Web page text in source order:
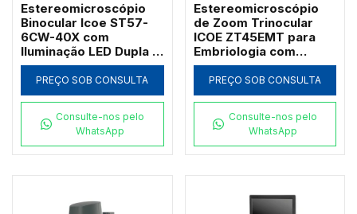
Estereomicroscópio
Binocular Icoe ST57-
6CW-40X com
Iluminação LED Dupla e
Aumento até 40x
PREÇO SOB CONSULTA
Consulte-nos pelo
WhatsApp
Estereomicroscópio
de Zoom Trinocular
ICOE ZT45EMT para
Embriologia com
Estativa Diascópica e
Espelho Refletor
PREÇO SOB CONSULTA
Consulte-nos pelo
WhatsApp